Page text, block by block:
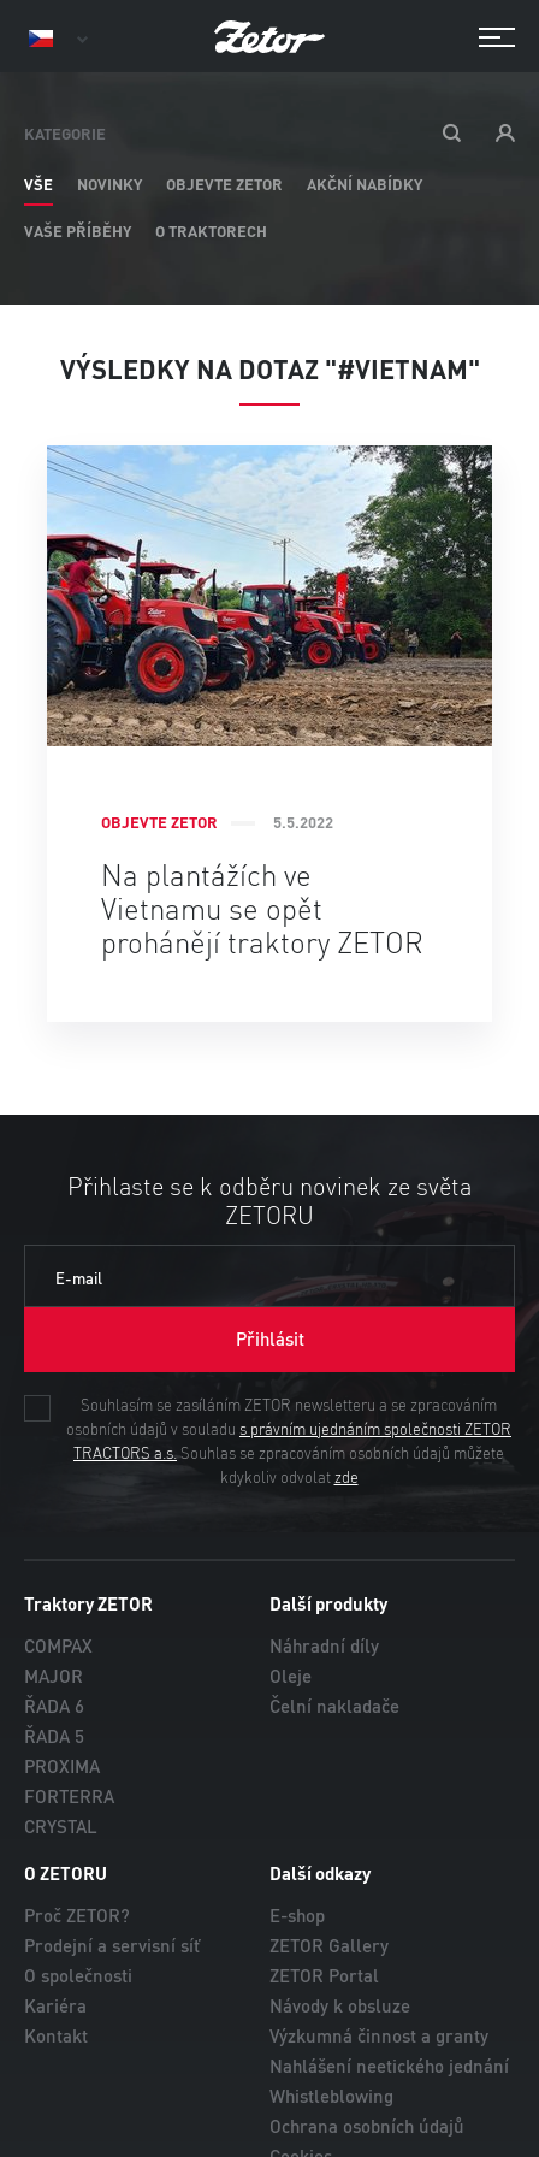
KATEGORIE
VŠE NOVINKY OBJEVTE ZETOR AKČNÍ NABÍDKY
VAŠE PŘÍBĚHY O TRAKTORECH
VÝSLEDKY NA DOTAZ "#VIETNAM"
OBJEVTE ZETOR 5.5.2022
Na plantážích ve
Vietnamu se opět
prohánějí traktory ZETOR
Přihlaste se k odběru novinek ze světa
ZETORU
E-mail
Přihlásit
Souhlasím se zasíláním ZETOR newsletteru a se zpracováním
osobních údajů v souladu s právním ujednáním společnosti ZETOR
TRACTORS a.s. Souhlas se zpracováním osobních údajů můžete
kdykoliv odvolat zde
Traktory ZETOR
COMPAX
MAJOR
ŘADA 6
ŘADA 5
PROXIMA
FORTERRA
CRYSTAL
Další produkty
Náhradní díly
Oleje
Čelní nakladače
O ZETORU
Proč ZETOR?
Prodejní a servisní síť
O společnosti
Kariéra
Kontakt
Další odkazy
E-shop
ZETOR Gallery
ZETOR Portal
Návody k obsluze
Výzkumná činnost a granty
Nahlášení neetického jednání
Whistleblowing
Ochrana osobních údajů